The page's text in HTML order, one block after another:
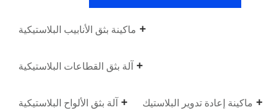
ماكينة بثق الأنابيب البلاستيكية
آلة بثق القطاعات البلاستيكية
آلة بثق الألواح البلاستيكية ماكينة إعادة تدوير البلاستيك